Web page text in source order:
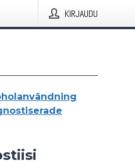
KIRJAUDU